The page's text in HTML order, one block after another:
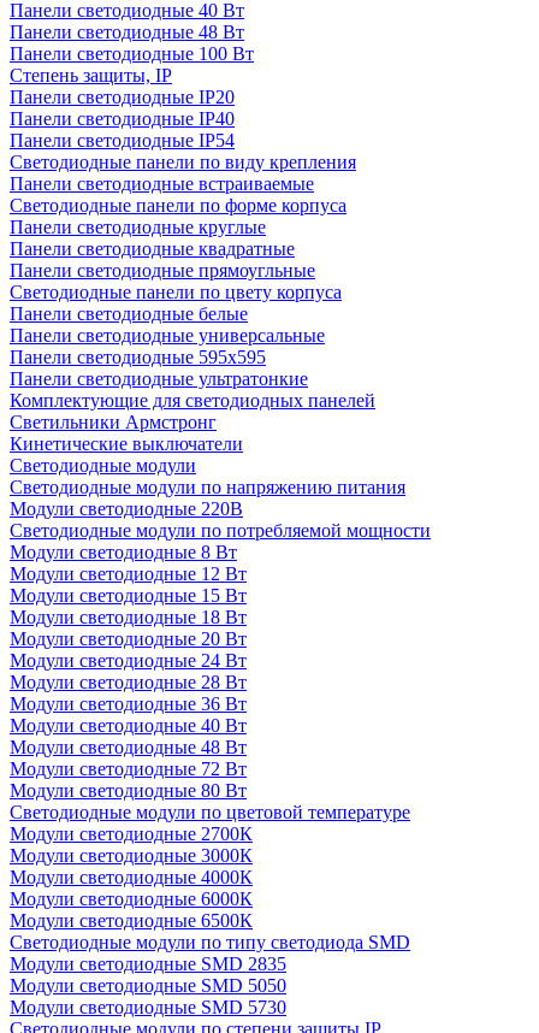
Панели светодиодные 40 Вт
Панели светодиодные 48 Вт
Панели светодиодные 100 Вт
Степень защиты, IP
Панели светодиодные IP20
Панели светодиодные IP40
Панели светодиодные IP54
Светодиодные панели по виду крепления
Панели светодиодные встраиваемые
Светодиодные панели по форме корпуса
Панели светодиодные круглые
Панели светодиодные квадратные
Панели светодиодные прямоугльные
Светодиодные панели по цвету корпуса
Панели светодиодные белые
Панели светодиодные универсальные
Панели светодиодные 595х595
Панели светодиодные ультратонкие
Комплектующие для светодиодных панелей
Светильники Армстронг
Кинетические выключатели
Светодиодные модули
Светодиодные модули по напряжению питания
Модули светодиодные 220В
Светодиодные модули по потребляемой мощности
Модули светодиодные 8 Вт
Модули светодиодные 12 Вт
Модули светодиодные 15 Вт
Модули светодиодные 18 Вт
Модули светодиодные 20 Вт
Модули светодиодные 24 Вт
Модули светодиодные 28 Вт
Модули светодиодные 36 Вт
Модули светодиодные 40 Вт
Модули светодиодные 48 Вт
Модули светодиодные 72 Вт
Модули светодиодные 80 Вт
Светодиодные модули по цветовой температуре
Модули светодиодные 2700К
Модули светодиодные 3000К
Модули светодиодные 4000К
Модули светодиодные 6000К
Модули светодиодные 6500К
Светодиодные модули по типу светодиода SMD
Модули светодиодные SMD 2835
Модули светодиодные SMD 5050
Модули светодиодные SMD 5730
Светодиодные модули по степени защиты IP